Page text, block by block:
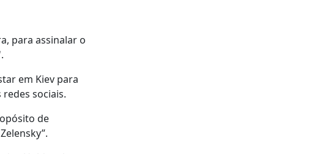
para assinalar o
em Kiev para
sociais.
de